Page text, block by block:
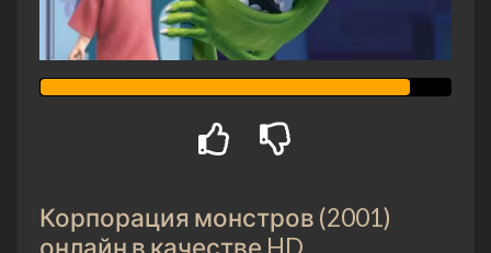
Корпорация монстров (2001)
онлайн в качестве HD